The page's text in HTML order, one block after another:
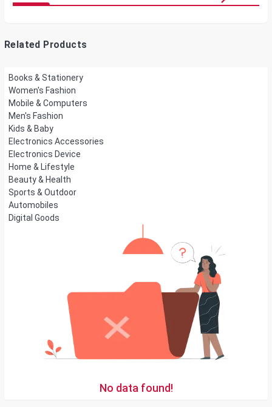
Related Products
Books & Stationery
Women's Fashion
Mobile & Computers
Men's Fashion
Kids & Baby
Electronics Accessories
Electronics Device
Home & Lifestyle
Beauty & Health
Sports & Outdoor
Automobiles
Digital Goods
No data found!